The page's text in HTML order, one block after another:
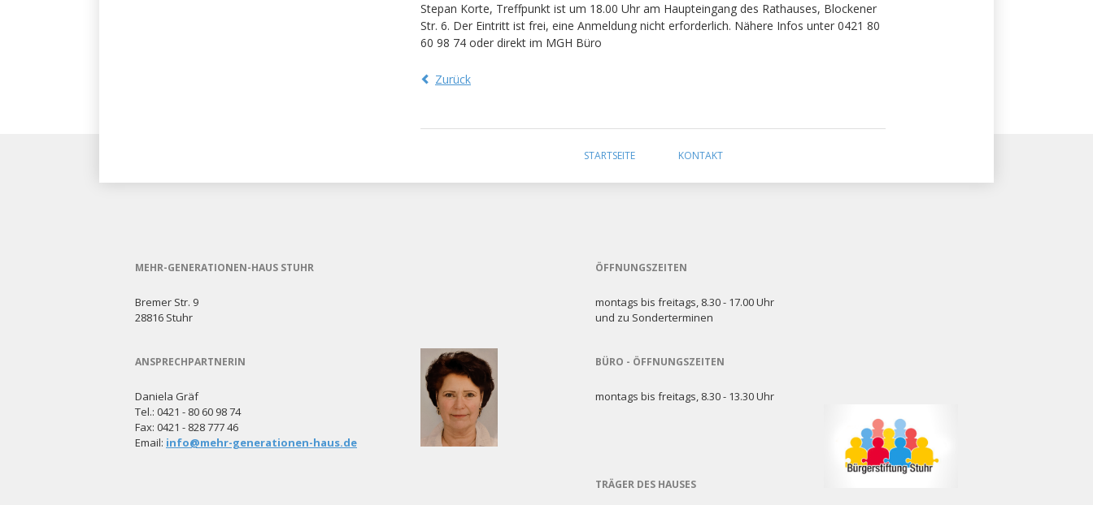
Stepan Korte, Treffpunkt ist um 18.00 Uhr am Haupteingang des Rathauses, Blockener
Str. 6. Der Eintritt ist frei, eine Anmeldung nicht erforderlich. Nähere Infos unter 0421 80
60 98 74 oder direkt im MGH Büro
Zurück
STARTSEITE KONTAKT
MEHR-GENERATIONEN-HAUS STUHR
Bremer Str. 9
28816 Stuhr
ANSPRECHPARTNERIN
Daniela Gräf
Tel.: 0421 - 80 60 98 74
Fax: 0421 - 828 777 46
Email: info@mehr-generationen-haus.de
ÖFFNUNGSZEITEN
montags bis freitags, 8.30 - 17.00 Uhr
und zu Sonderterminen
BÜRO - ÖFFNUNGSZEITEN
montags bis freitags, 8.30 - 13.30 Uhr
TRÄGER DES HAUSES